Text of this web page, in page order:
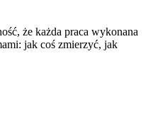
że każda praca wykonana
jak coś zmierzyć, jak